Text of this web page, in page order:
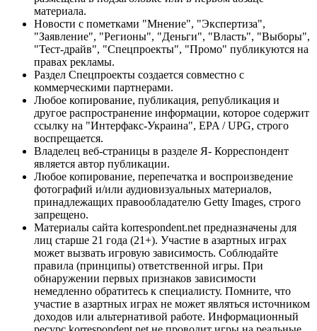
материала.
Новости с пометками "Мнение", "Экспертиза",
"Заявление", "Регионы", "Деньги", "Власть", "Выборы",
"Тест-драйв", "Спецпроекты", "Промо" публикуются на
правах рекламы.
Раздел Спецпроекты создается совместно с
коммерческими партнерами.
Любое копирование, публикация, републикация и
другое распространение информации, которое содержит
ссылку на "Интерфакс-Украина", EPA / UPG, строго
воспрещается.
Владелец веб-страницы в разделе Я- Корреспондент
является автор публикации.
Любое копирование, перепечатка и воспроизведение
фотографий и/или аудиовизуальных материалов,
принадлежащих правообладателю Getty Images, строго
запрещено.
Материалы сайта korrespondent.net предназначены для
лиц старше 21 года (21+). Участие в азартных играх
может вызвать игровую зависимость. Соблюдайте
правила (принципы) ответственной игры. При
обнаружении первых признаков зависимости
немедленно обратитесь к специалисту. Помните, что
участие в азартных играх не может являться источником
доходов или альтернативой работе. Информационный